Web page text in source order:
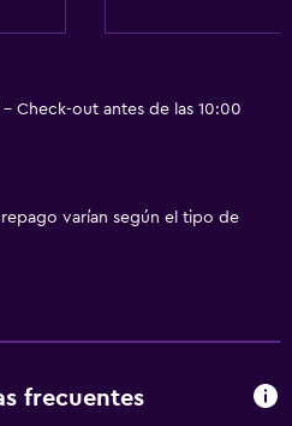
Check-out antes de las 10:00
varían según el tipo de
frecuentes